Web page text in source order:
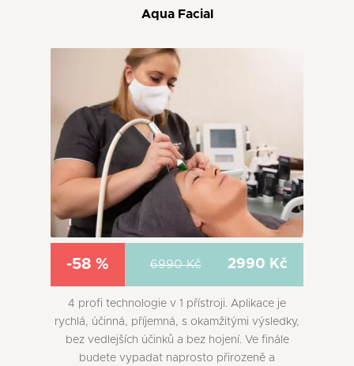
Aqua Facial
-58 % 6990 Kč 2990 Kč
4 profi technologie v 1 přístroji. Aplikace je
rychlá, účinná, příjemná, s okamžitými výsledky,
bez vedlejších účinků a bez hojení. Ve finále
budete vypadat naprosto přirozeně a